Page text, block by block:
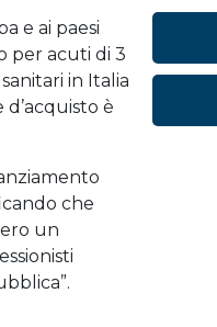
e ai paesi
per acuti di 3
in Italia
è
che
un